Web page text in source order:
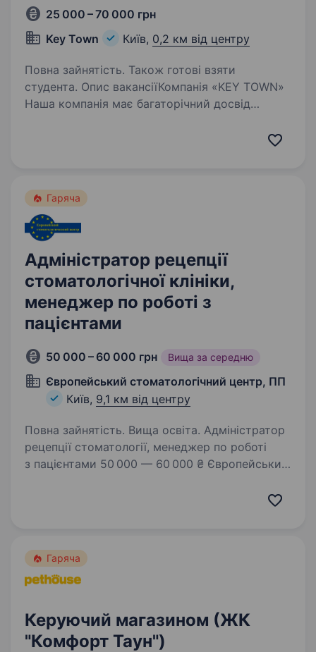
25 000 – 70 000 грн
Key Town
Київ, 0,2 км від центру
Повна зайнятість. Також готові взяти
студента. Опис вакансіїКомпанія «KEY TOWN»
Наша компанія має багаторічний досвід
Гаряча
Адміністратор рецепції
стоматологічної клініки,
менеджер по роботі з
пацієнтами
50 000 – 60 000 грн Вища за середню
Європейський стоматологічний центр, ПП
Київ, 9,1 км від центру
Повна зайнятість. Вища освіта. Адміністратор
рецепції стоматології, менеджер по роботі
з пацієнтами 50 000 — 60 000 ₴ Європейський
Гаряча
Керуючий магазином (ЖК
"Комфорт Таун")